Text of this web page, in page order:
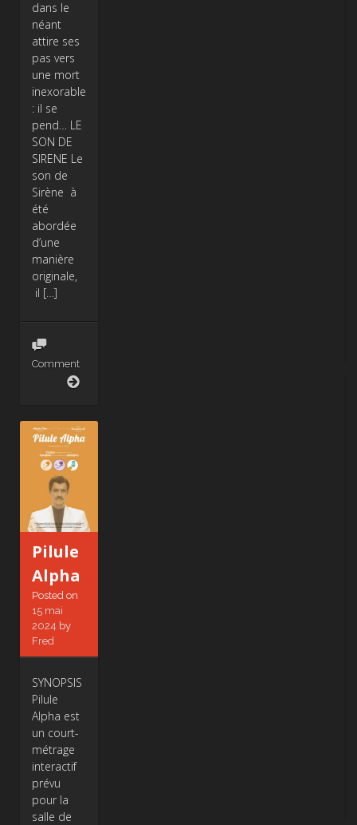
dans le
néant
attire ses
pas vers
une mort
inexorable
: il se
pend… LE
SON DE
SIRENE Le
son de
Sirène à
été
abordée
d’une
manière
originale,
il […]
Comment
Pilule
Alpha
Posted on
15 mai
2024 by
Fred
SYNOPSIS
Pilule
Alpha est
un court-
métrage
interactif
prévu
pour la
salle de